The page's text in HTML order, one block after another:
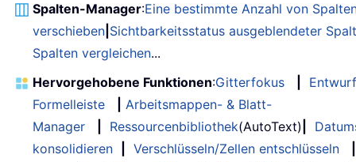
Spalten-Manager:Eine bestimmte Anzahl von
verschieben Sichtbarkeitsstatus ausgeblendeter
Spalten vergleichen...
Hervorgehobene Funktionen:Gitterfokus
Entwurf
Formelleiste
Arbeitsmappen- & Blatt-
Manager
Ressourcenbibliothek(AutoText)
konsolidieren
Verschlüsseln/Zellen entschlüsseln